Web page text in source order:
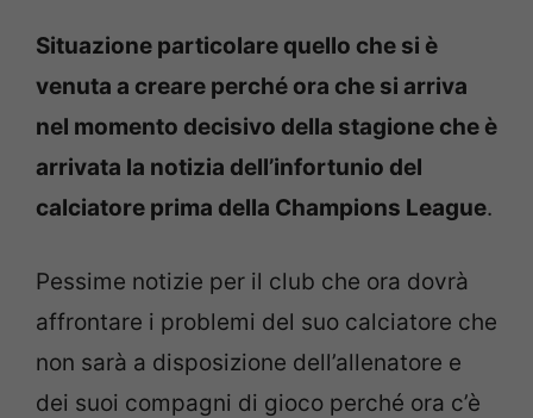
Situazione particolare quello che si è
venuta a creare perché ora che si arriva
nel momento decisivo della stagione che è
arrivata la notizia dell’infortunio del
calciatore prima della Champions League.
Pessime notizie per il club che ora dovrà
affrontare i problemi del suo calciatore che
non sarà a disposizione dell’allenatore e
dei suoi compagni di gioco perché ora c’è